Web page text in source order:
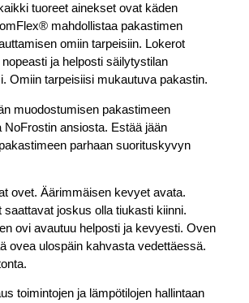
tuoreet ainekset ovat käden
mahdollistaa pakastimen
omiin tarpeisiin. Lokerot
ja helposti säilytystilan
Omiin tarpeisiisi mukautuva pakastin.
muodostumisen pakastimeen
NoFrostin ansiosta. Estää jään
parhaan suorituskyvyn
ovet. Äärimmäisen kevyet avata.
saattavat joskus olla tiukasti kiinni.
ovi avautuu helposti ja kevyesti. Oven
ovea ulospäin kahvasta vedettäessä.
toimintojen ja lämpötilojen hallintaan